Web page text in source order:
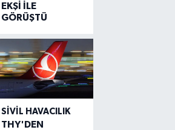
EKŞİ İLE
GÖRÜŞTÜ
SIVIL HAVACILIK
THY'DEN